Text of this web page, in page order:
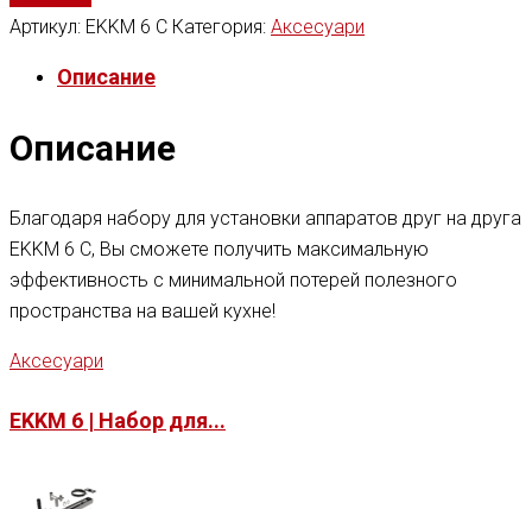
Артикул: EKKM 6 C Категория: Аксесуари
Описание
Описание
Благодаря набору для установки аппаратов друг на друга
EKKM 6 C, Вы сможете получить максимальную
эффективность с минимальной потерей полезного
пространства на вашей кухне!
Аксесуари
EKKM 6 | Набор для...